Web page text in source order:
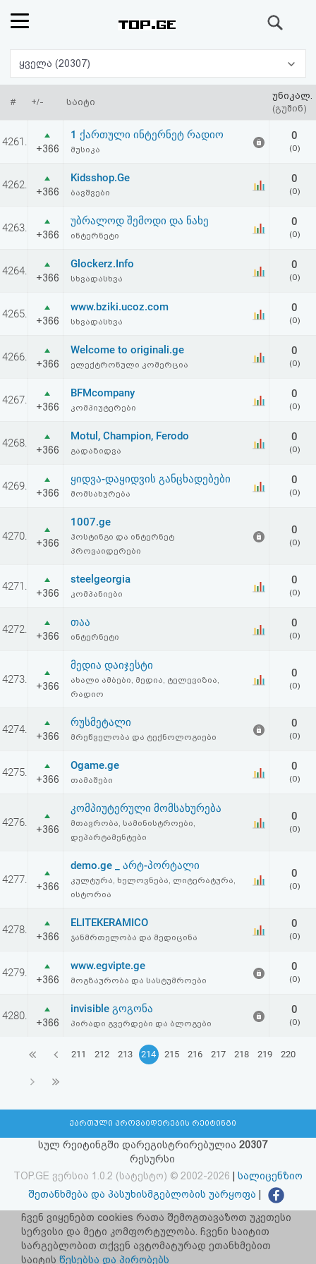
რეიტინგი
(მთავარი)
ფოსტა
პასუხი
ავტორიზაცია
რეგისტრაცია
აღდგენა
HTML
კოდი
შეთანხმება
და
უარყოფა
ყველა (20307)
# +/- საიტი
უნიკალ.
(გუშინ)
4261.
+366
1 ქართული ინტერნეტ რადიო
მუსიკა
0
(0)
4262.
+366
Kidsshop.Ge
ბავშვები
0
(0)
4263.
+366
უბრალოდ შემოდი და ნახე
ინტერნეტი
0
(0)
4264.
+366
Glockerz.Info
სხვადასხვა
0
(0)
4265.
+366
www.bziki.ucoz.com
სხვადასხვა
0
(0)
4266.
+366
Welcome to originali.ge
ელექტრონული კომერცია
0
(0)
4267.
+366
BFMcompany
კომპიუტერები
0
(0)
4268.
+366
Motul, Champion, Ferodo
გადაზიდვა
0
(0)
4269.
+366
ყიდვა-დაყიდვის განცხადებები
მომსახურება
0
(0)
4270.
+366
1007.ge
ჰოსტინგი და ინტერნეტ
პროვაიდერები
0
(0)
4271.
+366
steelgeorgia
კომპანიები
0
(0)
4272.
+366
თაა
ინტერნეტი
0
(0)
4273.
+366
მედია დაიჯესტი
ახალი ამბები, მედია, ტელევიზია,
რადიო
0
(0)
4274.
+366
რუსმეტალი
მრეწველობა და ტექნოლოგიები
0
(0)
4275.
+366
Ogame.ge
თამაშები
0
(0)
4276.
+366
კომპიუტერული მომსახურება
მთავრობა, სამინისტროები,
დეპარტამენტები
0
(0)
4277.
+366
demo.ge _ არტ-პორტალი
კულტურა, ხელოვნება, ლიტერატურა,
ისტორია
0
(0)
4278.
+366
ELITEKERAMICO
ჯანმრთელობა და მედიცინა
0
(0)
4279.
+366
www.egvipte.ge
მოგზაურობა და სასტუმროები
0
(0)
4280.
+366
invisible გოგონა
პირადი გვერდები და ბლოგები
0
(0)
211 212 213 214 215 216 217 218 219 220
ქართული პროვაიდერების რეიტინგი
სულ რეიტინგში დარეგისტრირებულია 20307
რესურსი
TOP.GE ვერსია 1.0.2 (სატესტო) © 2002-2026
სალიცენზიო
შეთანხმება და პასუხისმგებლობის უარყოფა
facebook.com/TOP.GE
იხილეთ TOP.GE - ის ძველი ვერსია ბმულზე
ჩვენ ვიყენებთ cookies რათა შემოგთავაზოთ უკეთესი
სერვისი და მეტი კომფორტულობა. ჩვენი საიტით
სარგებლობით თქვენ ავტომატურად ეთანხმებით
საიტის წესებსა და პირობებს